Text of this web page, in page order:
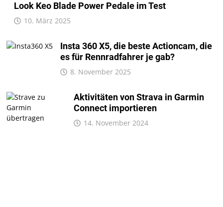
Look Keo Blade Power Pedale im Test
10. März 2025
Insta 360 X5, die beste Actioncam, die
es für Rennradfahrer je gab?
8. November 2025
Aktivitäten von Strava in Garmin
Connect importieren
14. November 2024